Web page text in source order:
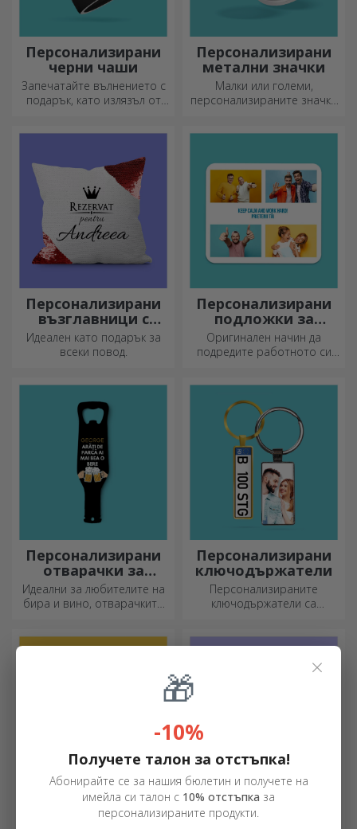
Персонализирани
черни чаши
Запечатайте вълнението с
подарък, като излязъл от
впечатление на всеки,
който ги получи като
подарък.
Персонализирани
метални значки
Малки или големи,
персонализираните значки
и добро настроение!
Персонализирани
възглавници с
пайети
Идеален като подарък за
всеки повод.
Персонализирани
подложки за
мишка
Оригинален начин да
подредите работното си
мишка.
Персонализирани
отварачки за
бутилки и
тирбушони
Идеални за любителите на
бира и вино, отварачките
нов вид, когато са
Персонализирани
ключодържатели
Персонализираните
ключодържатели са
си, идеален за да им
напомняте за вас всеки ден.
Персонализирани
двустранни
Подаръци с
персонализирани
×
🎁
-10%
Получете талон за отстъпка!
Абонирайте се за нашия бюлетин и получете на
имейла си талон с 10% отстъпка за
персонализираните продукти.